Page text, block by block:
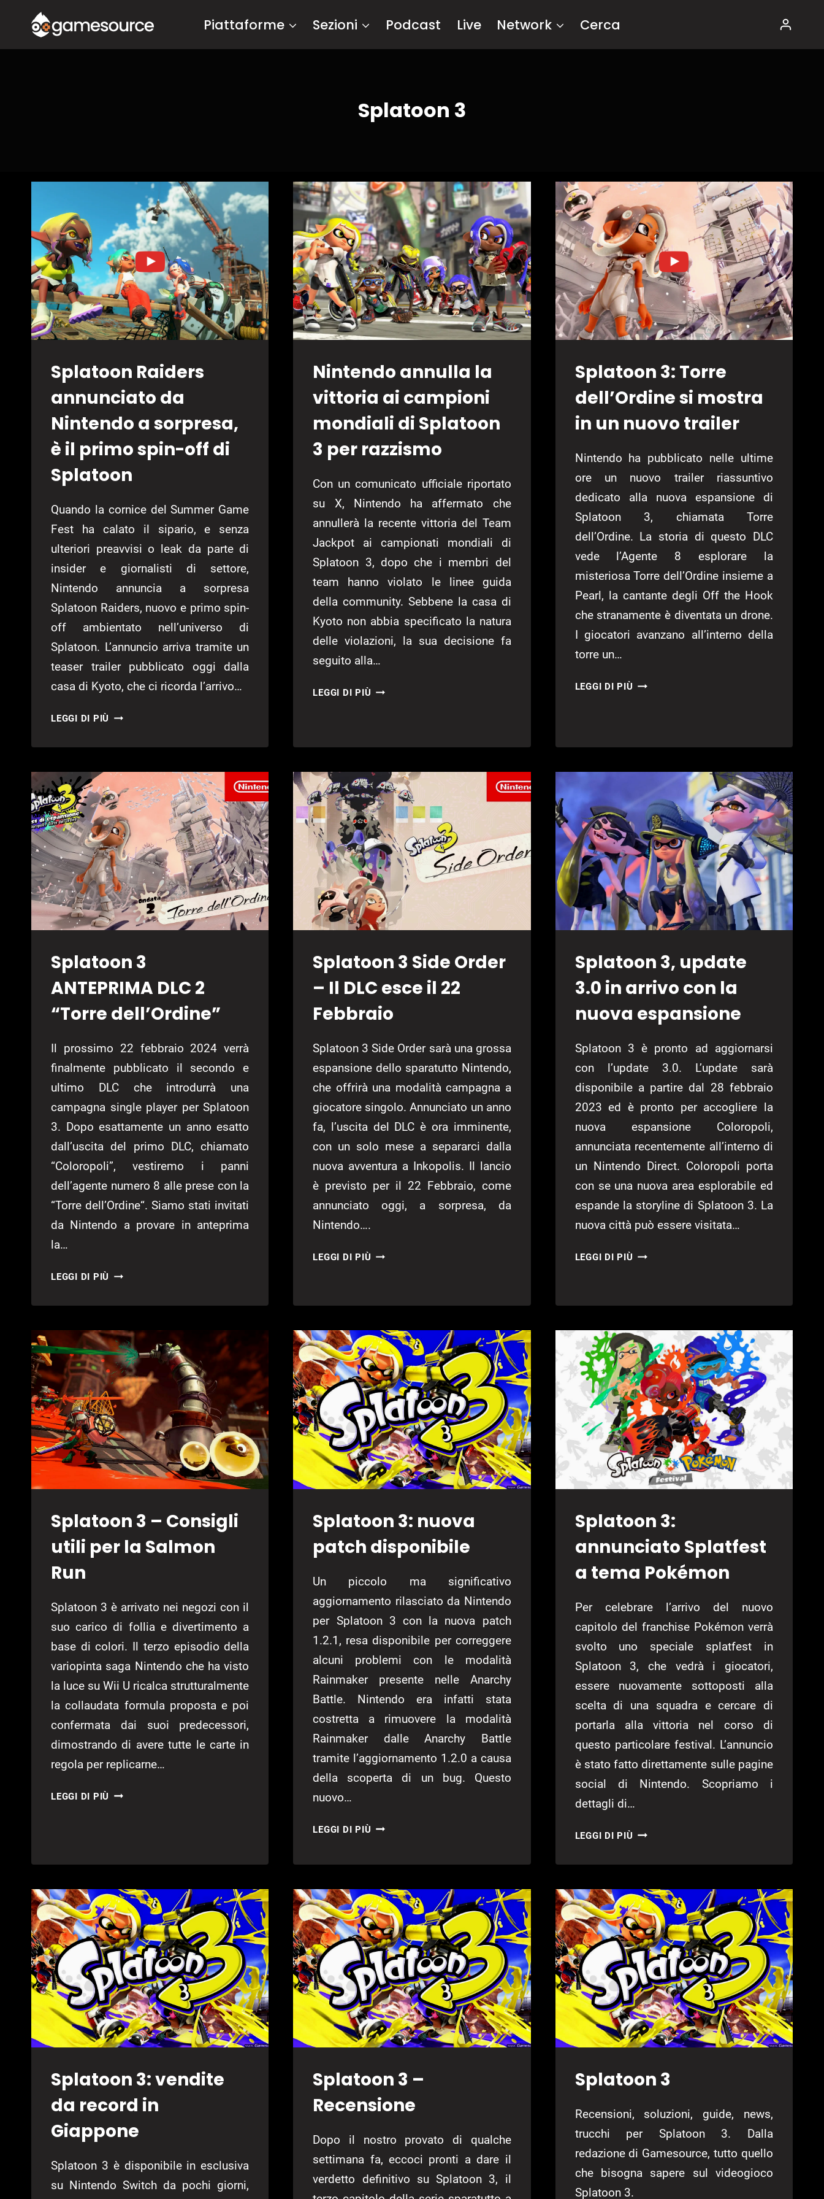
contenuto
Piattaforme Sezioni Podcast Live Network Cerca
Splatoon 3
Splatoon Raiders
annunciato da
Nintendo a sorpresa,
è il primo spin-off di
Splatoon
Quando la cornice del Summer Game
Fest ha calato il sipario, e senza
ulteriori preavvisi o leak da parte di
insider e giornalisti di settore,
Nintendo annuncia a sorpresa
Splatoon Raiders, nuovo e primo spin-
off ambientato nell’universo di
Splatoon. L’annuncio arriva tramite un
teaser trailer pubblicato oggi dalla
casa di Kyoto, che ci ricorda l’arrivo…
LEGGI DI PIÙ SPLATOON
ANNUNCIATO
NINTENDO
A
SORPRESA,
È
IL
PRIMO
SPIN-
OFF
DI
SPLATOON
Nintendo annulla la
vittoria ai campioni
mondiali di Splatoon
3 per razzismo
Con un comunicato ufficiale riportato
su X, Nintendo ha affermato che
annullerà la recente vittoria del Team
Jackpot ai campionati mondiali di
Splatoon 3, dopo che i membri del
team hanno violato le linee guida
della community. Sebbene la casa di
Kyoto non abbia specificato la natura
delle violazioni, la sua decisione fa
seguito alla…
LEGGI DI PIÙ NINTENDO
AI
MONDIALI
DI
SPLATOON
3
PER
RAZZISMO
Splatoon 3: Torre
dell’Ordine si mostra
in un nuovo trailer
Nintendo ha pubblicato nelle ultime
ore un nuovo trailer riassuntivo
dedicato alla nuova espansione di
Splatoon 3, chiamata Torre
dell’Ordine. La storia di questo DLC
vede l’Agente 8 esplorare la
misteriosa Torre dell’Ordine insieme a
Pearl, la cantante degli Off the Hook
che stranamente è diventata un drone.
I giocatori avanzano all’interno della
torre un…
LEGGI DI PIÙ SPLATOON
SI
IN
NUOVO
TRAILER
Splatoon 3
ANTEPRIMA DLC 2
“Torre dell’Ordine”
Il prossimo 22 febbraio 2024 verrà
finalmente pubblicato il secondo e
ultimo DLC che introdurrà una
campagna single player per Splatoon
3. Dopo esattamente un anno esatto
dall’uscita del primo DLC, chiamato
“Coloropoli”, vestiremo i panni
dell’agente numero 8 alle prese con la
“Torre dell’Ordine“. Siamo stati invitati
da Nintendo a provare in anteprima
la…
LEGGI DI PIÙ SPLATOON
ANTEPRIMA
2
“TORRE
DELL’ORDINE”
Splatoon 3 Side Order
– Il DLC esce il 22
Febbraio
Splatoon 3 Side Order sarà una grossa
espansione dello sparatutto Nintendo,
che offrirà una modalità campagna a
giocatore singolo. Annunciato un anno
fa, l’uscita del DLC è ora imminente,
con un solo mese a separarci dalla
nuova avventura a Inkopolis. Il lancio
è previsto per il 22 Febbraio, come
annunciato oggi, a sorpresa, da
Nintendo….
LEGGI DI PIÙ SPLATOON
IL
DLC
ESCE
IL
22
FEBBRAIO
Splatoon 3, update
3.0 in arrivo con la
nuova espansione
Splatoon 3 è pronto ad aggiornarsi
con l’update 3.0. L’update sarà
disponibile a partire dal 28 febbraio
2023 ed è pronto per accogliere la
nuova espansione Coloropoli,
annunciata recentemente all’interno di
un Nintendo Direct. Coloropoli porta
con se una nuova area esplorabile ed
espande la storyline di Splatoon 3. La
nuova città può essere visitata…
LEGGI DI PIÙ SPLATOON
ARRIVO
CON
LA
NUOVA
ESPANSIONE
Splatoon 3 – Consigli
utili per la Salmon
Run
Splatoon 3 è arrivato nei negozi con il
suo carico di follia e divertimento a
base di colori. Il terzo episodio della
variopinta saga Nintendo che ha visto
la luce su Wii U ricalca strutturalmente
la collaudata formula proposta e poi
confermata dai suoi predecessori,
dimostrando di avere tutte le carte in
regola per replicarne…
LEGGI DI PIÙ SPLATOON
SALMON
RUN
Splatoon 3: nuova
patch disponibile
Un piccolo ma significativo
aggiornamento rilasciato da Nintendo
per Splatoon 3 con la nuova patch
1.2.1, resa disponibile per correggere
alcuni problemi con le modalità
Rainmaker presente nelle Anarchy
Battle. Nintendo era infatti stata
costretta a rimuovere la modalità
Rainmaker dalle Anarchy Battle
tramite l’aggiornamento 1.2.0 a causa
della scoperta di un bug. Questo
nuovo…
LEGGI DI PIÙ SPLATOON
DISPONIBILE
Splatoon 3:
annunciato Splatfest
a tema Pokémon
Per celebrare l’arrivo del nuovo
capitolo del franchise Pokémon verrà
svolto uno speciale splatfest in
Splatoon 3, che vedrà i giocatori,
essere nuovamente sottoposti alla
scelta di una squadra e cercare di
portarla alla vittoria nel corso di
questo particolare festival. L’annuncio
è stato fatto direttamente sulle pagine
social di Nintendo. Scopriamo i
dettagli di…
LEGGI DI PIÙ SPLATOON
ANNUNCIATO
A
TEMA
POKÉMON
Splatoon 3: vendite
da record in
Giappone
Splatoon 3 è disponibile in esclusiva
su Nintendo Switch da pochi giorni,
Splatoon 3 –
Recensione
Dopo il nostro provato di qualche
settimana fa, eccoci pronti a dare il
verdetto definitivo su Splatoon 3, il
Splatoon 3
Recensioni, soluzioni, guide, news,
trucchi per Splatoon 3. Dalla
redazione di Gamesource, tutto quello
che bisogna sapere sul videogioco
Splatoon 3.